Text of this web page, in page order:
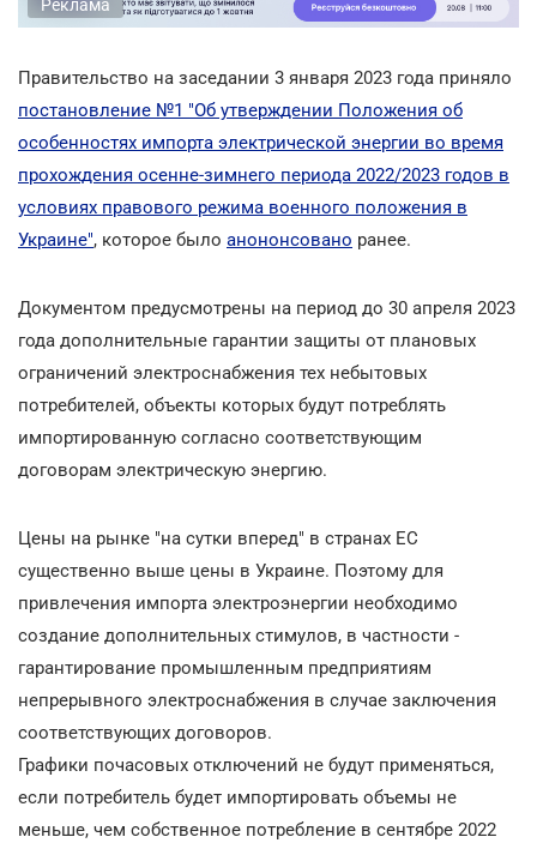
Реклама
Правительство на заседании 3 января 2023 года приняло
постановление №1 "Об утверждении Положения об
особенностях импорта электрической энергии во время
прохождения осенне-зимнего периода 2022/2023 годов в
условиях правового режима военного положения в
Украине", которое было анононсовано ранее.
Документом предусмотрены на период до 30 апреля 2023
года дополнительные гарантии защиты от плановых
ограничений электроснабжения тех небытовых
потребителей, объекты которых будут потреблять
импортированную согласно соответствующим
договорам электрическую энергию.
Цены на рынке "на сутки вперед" в странах ЕС
существенно выше цены в Украине. Поэтому для
привлечения импорта электроэнергии необходимо
создание дополнительных стимулов, в частности -
гарантирование промышленным предприятиям
непрерывного электроснабжения в случае заключения
соответствующих договоров.
Графики почасовых отключений не будут применяться,
если потребитель будет импортировать объемы не
меньше, чем собственное потребление в сентябре 2022